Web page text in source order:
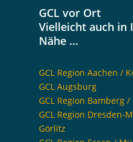
GCL vor Ort
Vielleicht auch in
Nähe …
GCL Region Aachen /
GCL Augsburg
GCL Region Bamberg
GCL Region Dresden-
Görlitz